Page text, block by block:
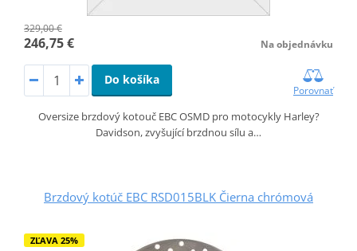
329,00 €
246,75 € Na objednávku
Do košíka
Porovnať
Oversize brzdový kotouč EBC OSMD pro motocykly Harley?
Davidson, zvyšující brzdnou sílu a…
Brzdový kotúč EBC RSD015BLK Čierna chrómová
ZĽAVA 25%